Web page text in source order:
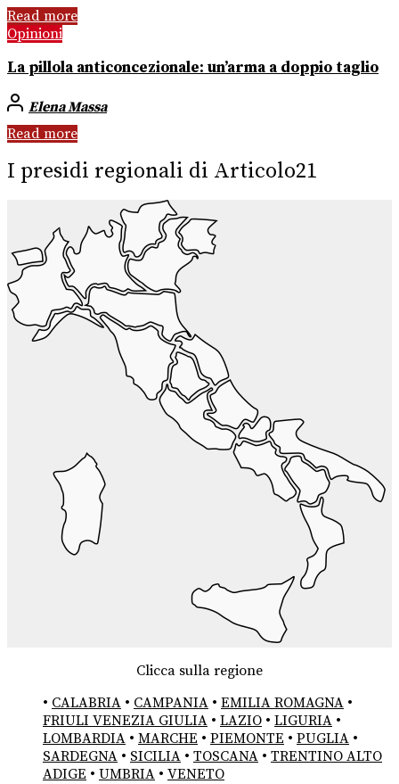
Read more
Opinioni
La pillola anticoncezionale: un’arma a doppio taglio
Elena Massa
Read more
I presidi regionali di Articolo21
Clicca sulla regione
• CALABRIA • CAMPANIA • EMILIA ROMAGNA •
FRIULI VENEZIA GIULIA • LAZIO • LIGURIA •
LOMBARDIA • MARCHE • PIEMONTE • PUGLIA •
SARDEGNA • SICILIA • TOSCANA • TRENTINO ALTO
ADIGE • UMBRIA • VENETO